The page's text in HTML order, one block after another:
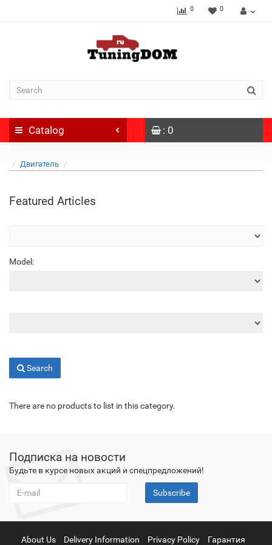
0 0
Catalog : 0
Двигатель
Featured Articles
Model:
Search
There are no products to list in this category.
Подписка на новости
Будьте в курсе новых акций и спецпредложений!
Subscribe
About Us Delivery Information Privacy Policy Гарантия